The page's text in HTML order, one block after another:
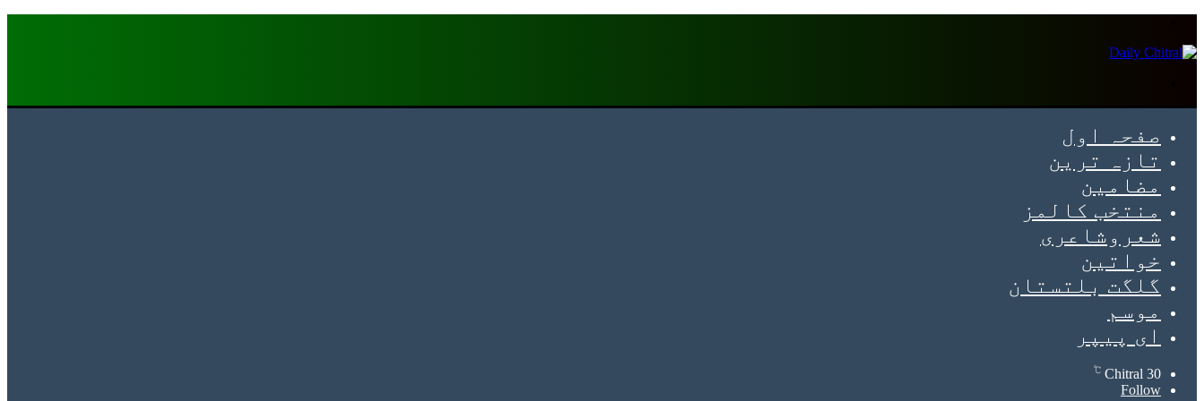
صفحہ اول
تازہ ترین
مضامین
منتخب کالمز
شعروشاعری
خواتین
گلگت بلتستان
موسم
ای پیپر
Chitral 30
℃
Follow